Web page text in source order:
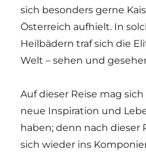
sich besonders gerne
Österreich aufhielt. In
Heilbädern traf sich die
Welt – sehen und
Auf dieser Reise mag
neue Inspiration und
haben; denn nach dieser
sich wieder ins